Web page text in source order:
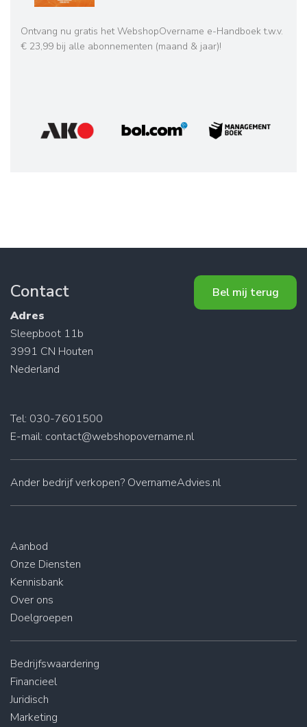
Ontvang nu gratis het WebshopOvername e-Handboek t.w.v.
€ 23,99 bij alle abonnementen (maand & jaar)!
Contact
Adres
Sleepboot 11b
3991 CN Houten
Nederland
Bel mij terug
Tel: 030-7601500
E-mail: contact@webshopovername.nl
Ander bedrijf verkopen? OvernameAdvies.nl
Aanbod
Onze Diensten
Kennisbank
Over ons
Doelgroepen
Bedrijfswaardering
Financieel
Juridisch
Marketing